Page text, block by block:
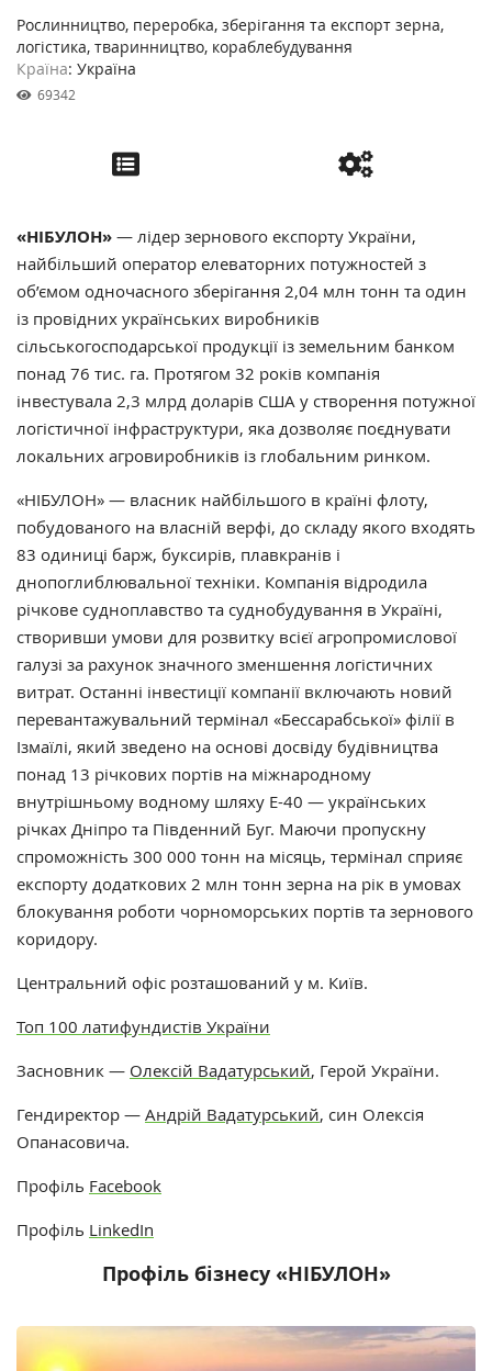
Рослинництво, переробка, зберігання та експорт зерна,
логістика, тваринництво, кораблебудування
Країна: Україна
69342
«НІБУЛОН» — лідер зернового експорту України,
найбільший оператор елеваторних потужностей з
об’ємом одночасного зберігання 2,04 млн тонн та один
із провідних українських виробників
сільськогосподарської продукції із земельним банком
понад 76 тис. га. Протягом 32 років компанія
інвестувала 2,3 млрд доларів США у створення потужної
логістичної інфраструктури, яка дозволяє поєднувати
локальних агровиробників із глобальним ринком.
«НІБУЛОН» — власник найбільшого в країні флоту,
побудованого на власній верфі, до складу якого входять
83 одиниці барж, буксирів, плавкранів і
днопоглиблювальної техніки. Компанія відродила
річкове судноплавство та суднобудування в Україні,
створивши умови для розвитку всієї агропромислової
галузі за рахунок значного зменшення логістичних
витрат. Останні інвестиції компанії включають новий
перевантажувальний термінал «Бессарабської» філії в
Ізмаїлі, який зведено на основі досвіду будівництва
понад 13 річкових портів на міжнародному
внутрішньому водному шляху Е-40 — українських
річках Дніпро та Південний Буг. Маючи пропускну
спроможність 300 000 тонн на місяць, термінал сприяє
експорту додаткових 2 млн тонн зерна на рік в умовах
блокування роботи чорноморських портів та зернового
коридору.
Центральний офіс розташований у м. Київ.
Топ 100 латифундистів України
Засновник — Олексій Вадатурський, Герой України.
Гендиректор — Андрій Вадатурський, син Олексія
Опанасовича.
Профіль Facebook
Профіль LinkedIn
Профіль бізнесу «НІБУЛОН»